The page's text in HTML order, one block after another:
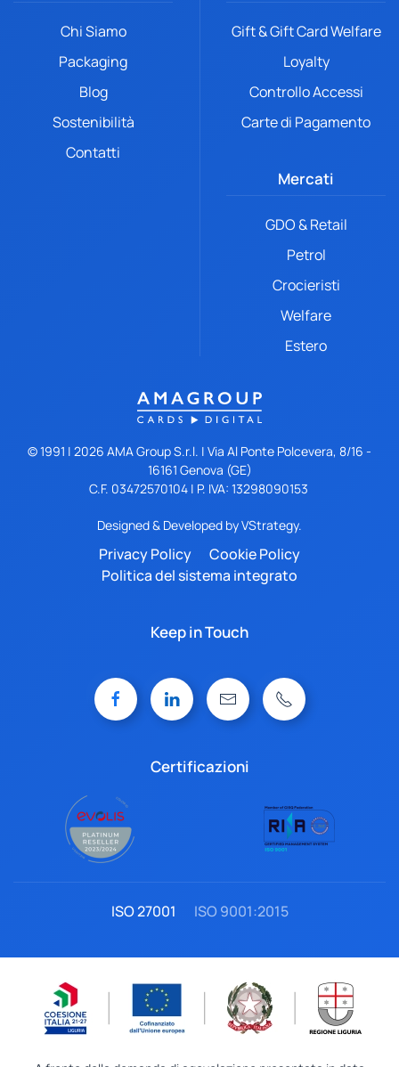
Chi Siamo
Packaging
Blog
Sostenibilità
Contatti
Gift & Gift Card Welfare
Loyalty
Controllo Accessi
Carte di Pagamento
Mercati
GDO & Retail
Petrol
Crocieristi
Welfare
Estero
© 1991 | 2026 AMA Group S.r.l. | Via Al Ponte Polcevera, 8/16 -
16161 Genova (GE)
C.F. 03472570104 | P. IVA: 13298090153
Designed & Developed byVStrategy.
Privacy Policy
Cookie Policy
Politica del sistema integrato
Keep in Touch
Certificazioni
ISO 27001 ISO 9001:2015